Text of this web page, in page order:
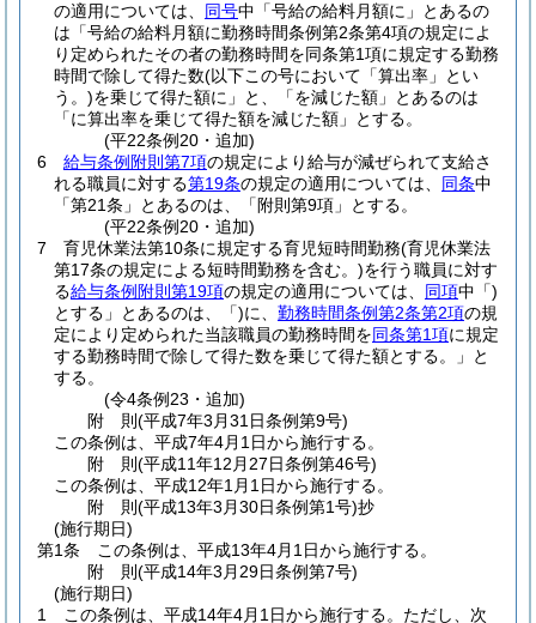
の適用については、 同号中「号給の給料月額に」とあるの
は「号給の給料月額に勤務時間条例第2条第4項の規定によ
り定められたその者の勤務時間を同条第1項に規定する勤務
時間で除して得た数(以下この号において「算出率」とい
う。)を乗じて得た額に」と、「を減じた額」とあるのは
「に算出率を乗じて得た額を減じた額」とする。
(平22条例20・追加)
6
給与条例附則第7項の規定により給与が減ぜられて支給さ
れる職員に対する第19条の規定の適用については、 同条中
「第21条」とあるのは、「附則第9項」とする。
(平22条例20・追加)
7
育児休業法第10条に規定する育児短時間勤務(育児休業法
第17条の規定による短時間勤務を含む。)を行う職員に対す
る給与条例附則第19項の規定の適用については、 同項中「)
とする」とあるのは、「)に、 勤務時間条例第2条第2項の規
定により定められた当該職員の勤務時間を同条第1項に規定
する勤務時間で除して得た数を乗じて得た額とする。
」と
する。
(令4条例23・追加)
附 則(平成7年3月31日条例第9号)
この条例は、平成7年4月1日から施行する。
附 則(平成11年12月27日条例第46号)
この条例は、平成12年1月1日から施行する。
附 則(平成13年3月30日条例第1号)抄
(施行期日)
第1条
この条例は、平成13年4月1日から施行する。
附 則(平成14年3月29日条例第7号)
(施行期日)
1
この条例は、平成14年4月1日から施行する。 ただし、次